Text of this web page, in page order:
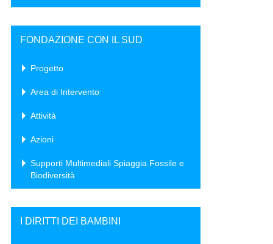
FONDAZIONE CON IL SUD
Progetto
Area di Intervento
Attività
Azioni
Supporti Multimediali Spiaggia Fossile e
Biodiversità
I DIRITTI DEI BAMBINI